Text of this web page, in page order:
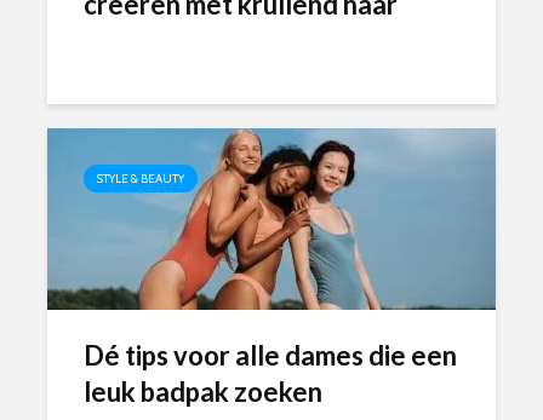
STYLE & BEAUTY
Dé tips voor alle dames die een
leuk badpak zoeken